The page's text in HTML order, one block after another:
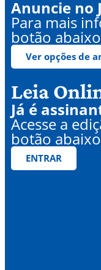
Anuncie no
Para mais
botão abaixo
Ver opções de
Leia
Já é
Acesse a
botão
ENTRAR